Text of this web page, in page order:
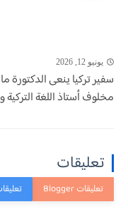
يونيو 12, 2026
سفير تركيا ينعى الدكتورة
مخلوف أستاذ اللغة التركية
تعليقات